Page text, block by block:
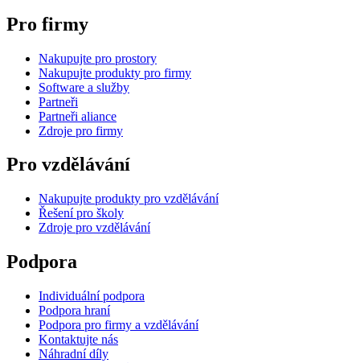
Pro firmy
Nakupujte pro prostory
Nakupujte produkty pro firmy
Software a služby
Partneři
Partneři aliance
Zdroje pro firmy
Pro vzdělávání
Nakupujte produkty pro vzdělávání
Řešení pro školy
Zdroje pro vzdělávání
Podpora
Individuální podpora
Podpora hraní
Podpora pro firmy a vzdělávání
Kontaktujte nás
Náhradní díly